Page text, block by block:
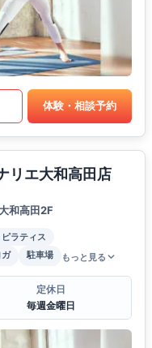
体験・相談予約
リエ大和高田店
和高田2F
ラティス
駐車場 もっと見る
定休日
毎週金曜日